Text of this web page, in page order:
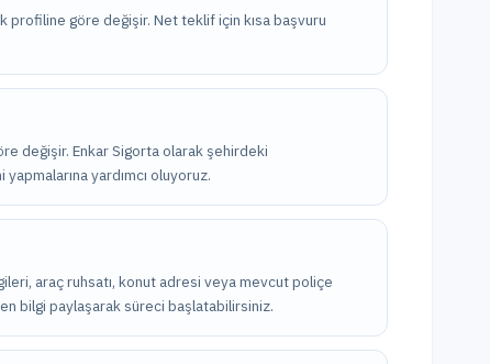
profiline göre değişir. Net teklif için kısa başvuru
değişir. Enkar Sigorta olarak şehirdeki
yardımcı oluyoruz.
araç ruhsatı, konut adresi veya mevcut poliçe
bilgi paylaşarak süreci başlatabilirsiniz.